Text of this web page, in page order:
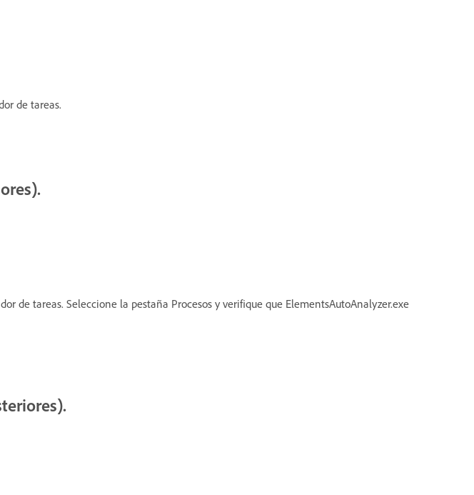
de tareas.
de tareas. Seleccione la pestaña Procesos y verifique que ElementsAutoAnalyzer.exe